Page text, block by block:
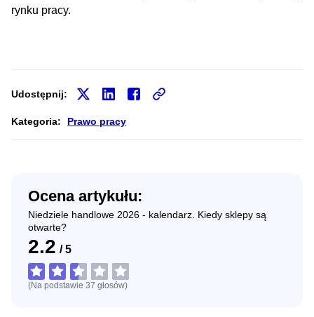
rynku pracy.
Udostępnij:
Kategoria: Prawo pracy
Ocena artykułu:
Niedziele handlowe 2026 - kalendarz. Kiedy sklepy są
otwarte?
2.2 / 5
(Na podstawie 37 głosów)